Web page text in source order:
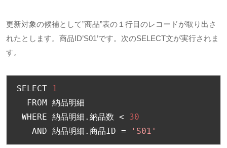
更新対象の候補として”商品”表の１行目のレコードが取り出さ
れたとします。商品ID’S01’です。次のSELECT文が実行されま
す。
SELECT
1
  FROM
納品明細
WHERE 納品明細.納品数 <
30
   AND
納品明細.商品ID = 'S01'